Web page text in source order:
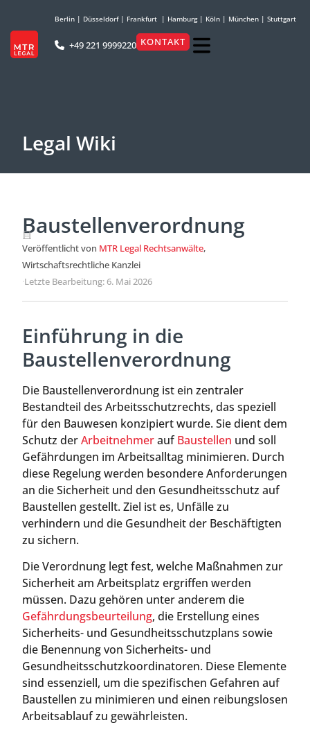
Berlin | Düsseldorf| Frankfurt | Hamburg| Köln | München | Stuttgart
+49 221 9999220 KONTAKT
Legal Wiki
Baustellenverordnung
Veröffentlicht von MTR Legal Rechtsanwälte,
Wirtschaftsrechtliche Kanzlei
·Letzte Bearbeitung: 6. Mai 2026
Einführung in die
Baustellenverordnung
Die Baustellenverordnung ist ein zentraler
Bestandteil des Arbeitsschutzrechts, das speziell
für den Bauwesen konzipiert wurde. Sie dient dem
Schutz derArbeitnehmeraufBaustellen und soll
Gefährdungen im Arbeitsalltag minimieren. Durch
diese Regelung werden besondere Anforderungen
an die Sicherheit und den Gesundheitsschutz auf
Baustellen gestellt. Ziel ist es, Unfälle zu
verhindern und die Gesundheit der Beschäftigten
zu sichern.
Die Verordnung legt fest, welche Maßnahmen zur
Sicherheit am Arbeitsplatz ergriffen werden
müssen. Dazu gehören unter anderem die
Gefährdungsbeurteilung, die Erstellung eines
Sicherheits- und Gesundheitsschutzplans sowie
die Benennung von Sicherheits- und
Gesundheitsschutzkoordinatoren. Diese Elemente
sind essenziell, um die spezifischen Gefahren auf
Baustellen zu minimieren und einen reibungslosen
Arbeitsablauf zu gewährleisten.